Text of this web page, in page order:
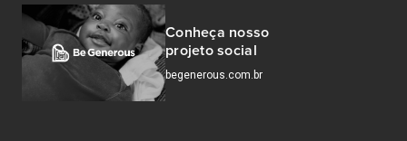
Conheça nosso
projeto social
begenerous.com.br